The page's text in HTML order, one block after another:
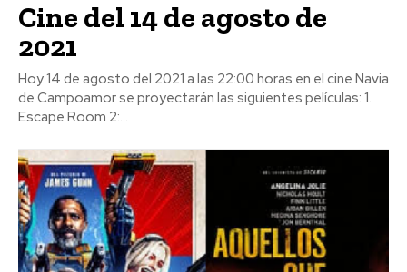
Cine del 14 de agosto de
2021
Hoy 14 de agosto del 2021 a las 22:00 horas en el cine Navia
de Campoamor se proyectarán las siguientes películas: 1.
Escape Room 2:...